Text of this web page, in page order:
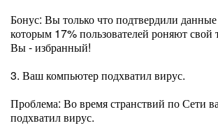
Бонус: Вы только что подтвердили
которым 17% пользователей роняют свой
Вы - избранный!
3. Ваш компьютер подхватил вирус.
Проблема: Во время странствий по Сети
подхватил вирус.